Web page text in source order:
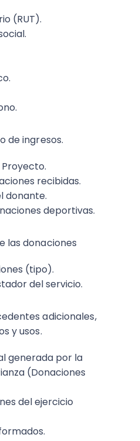
(RUT).
de ingresos.
recibidas.
donante.
deportivas.
las donaciones
(tipo).
del servicio.
adicionales,
y usos.
generada por la
(Donaciones
del ejercicio